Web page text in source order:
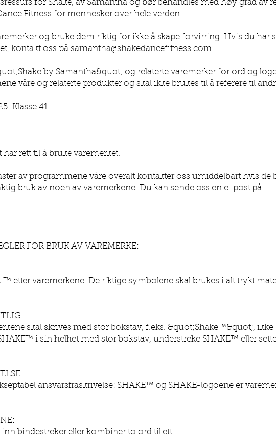
for Shake, av Samantha og bør behandles med høy grad av
Fitness for mennesker over hele verden.
og bruke dem riktig for ikke å skape forvirring. Hvis du har
kontakt oss på samantha@shakedancefitness.com.
by Samantha&quot; og relaterte varemerker for ord og
våre og relaterte produkter og skal ikke brukes til å referere til
Klasse 41.
har rett til å bruke varemerket.
av programmene våre overalt kontakter oss umiddelbart hvis de
bruk av noen av varemerkene. Du kan sende oss en e-post på
FOR BRUK AV VAREMERKE:
etter varemerkene. De riktige symbolene skal brukes i alt trykt
skal skrives med stor bokstav, f.eks. &quot;Shake™&quot;, ikke
i sin helhet med stor bokstav, understreke SHAKE™ eller
ansvarsfraskrivelse: SHAKE™ og SHAKE-logoene er
bindestreker eller kombiner to ord til ett.